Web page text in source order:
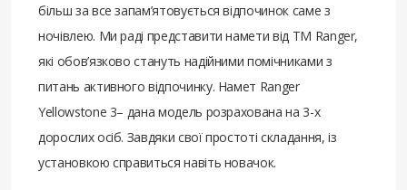
більш за все запам’ятовується відпочинок саме з
ночівлею. Ми раді представити намети від ТМ Ranger,
які обов’язково стануть надійними помічниками з
питань активного відпочинку. Намет Ranger
Yellowstone 3– дана модель розрахована на 3-х
дорослих осіб. Завдяки свої простоті складання, із
установкою справиться навіть новачок.